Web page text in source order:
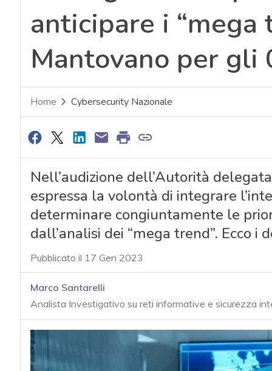
anticipare i “mega
Mantovano per gli
Home Cybersecurity Nazionale
Nell’audizione dell’Autorità
espressa la volontà di integrare
determinare congiuntamente le
dall’analisi dei “mega trend”. Ecco
Pubblicato il 17 Gen 2023
Marco Santarelli
Analista Investigativo su reti informative e sicurezza